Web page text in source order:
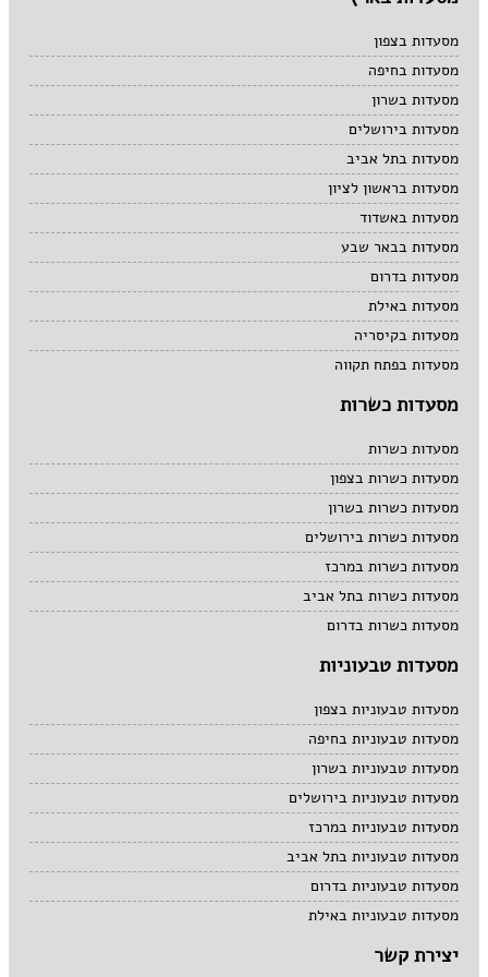
מסעדות בצפון
מסעדות בחיפה
מסעדות בשרון
מסעדות בירושלים
מסעדות בתל אביב
מסעדות בראשון לציון
מסעדות באשדוד
מסעדות בבאר שבע
מסעדות בדרום
מסעדות באילת
מסעדות בקיסריה
מסעדות בפתח תקווה
מסעדות כשרות
מסעדות כשרות
מסעדות כשרות בצפון
מסעדות כשרות בשרון
מסעדות כשרות בירושלים
מסעדות כשרות במרכז
מסעדות כשרות בתל אביב
מסעדות כשרות בדרום
מסעדות טבעוניות
מסעדות טבעוניות בצפון
מסעדות טבעוניות בחיפה
מסעדות טבעוניות בשרון
מסעדות טבעוניות בירושלים
מסעדות טבעוניות במרכז
מסעדות טבעוניות בתל אביב
מסעדות טבעוניות בדרום
מסעדות טבעוניות באילת
יצירת קשר